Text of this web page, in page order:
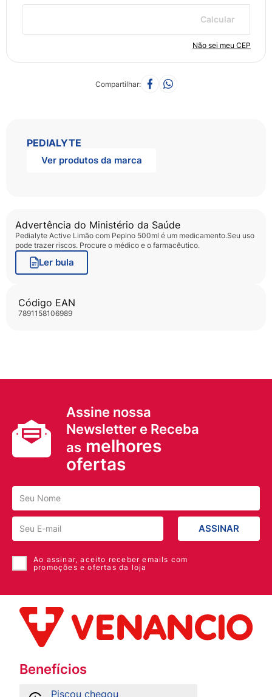
Não sei meu CEP
Calcular
Compartilhar
PEDIALYTE
Ver produtos da marca
Advertência do Ministério da Saúde
Pedialyte Active Limão com Pepino 500ml é um medicamento.Seu uso
pode trazer riscos. Procure o médico e o farmacêutico.
Ler bula
Código EAN
7891158106989
Assine nossa
Newsletter e Receba
as melhores
ofertas
ASSINAR
Ao assinar, aceito receber emails com
promoções e ofertas da loja
Benefícios
Piscou chegou